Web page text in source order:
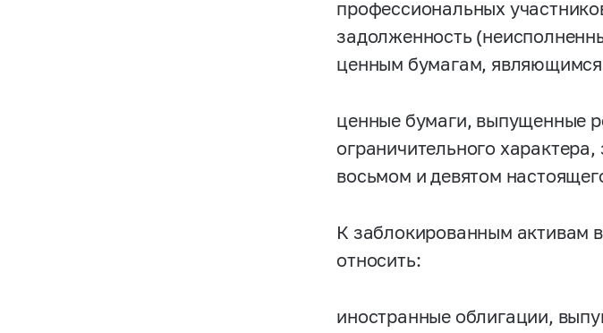
профессиональных
задолженность
ценным бумагам,
ценные бумаги, выпущенные
ограничительного
восьмом и девятом
К заблокированным активам
относить:
иностранные облигации,